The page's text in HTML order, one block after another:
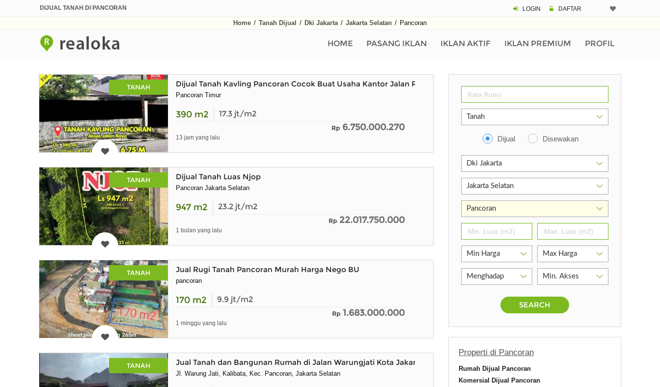
DIJUAL TANAH DI PANCORAN LOGIN DAFTAR
Home / Tanah Dijual / Dki Jakarta / Jakarta Selatan / Pancoran
HOME PASANG IKLAN IKLAN AKTIF IKLAN PREMIUM PROFIL
TANAH Dijual Tanah Kavling Pancoran Cocok Buat Usaha Kantor Jalan Raya
Pancoran Timur
390 m2 17.3 jt/m2
Rp 6.750.000.270
13 jam yang lalu
TANAH Dijual Tanah Luas Njop
Pancoran Jakarta Selatan
947 m2 23.2 jt/m2
Rp 22.017.750.000
1 bulan yang lalu
TANAH Jual Rugi Tanah Pancoran Murah Harga Nego BU
pancoran
170 m2 9.9 jt/m2
Rp 1.683.000.000
1 minggu yang lalu
TANAH Jual Tanah dan Bangunan Rumah di Jalan Warungjati Kota Jakarta Selatan
Jl. Warung Jati, Kalibata, Kec. Pancoran, Jakarta Selatan
Dijual Disewakan
SEARCH
Properti di Pancoran
Rumah Dijual Pancoran
Komersial Dijual Pancoran